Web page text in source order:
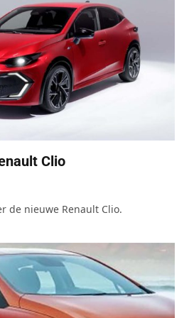
Clio
de nieuwe Renault Clio.